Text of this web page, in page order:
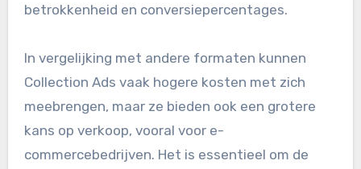
betrokkenheid en conversiepercentages.
In vergelijking met andere formaten kunnen
Collection Ads vaak hogere kosten met zich
meebrengen, maar ze bieden ook een grotere
kans op verkoop, vooral voor e-
commercebedrijven. Het is essentieel om de